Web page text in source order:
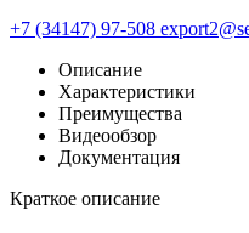
+7 (34147) 97-508
Описание
Характеристики
Преимущества
Видеообзор
Документация
Краткое описание